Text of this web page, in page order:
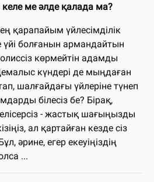
ме әлде қалада ма?
қарапайым үйлесімділік
болғанын армандайтын
көрмейтін адамды
күндері де мыңдаған
шалғайдағы үйлеріне түнеп
білесіз бе? Бірақ,
- жастық шағыңызды
ал қартайған кезде сіз
әрине, егер екеуіңіздің
...